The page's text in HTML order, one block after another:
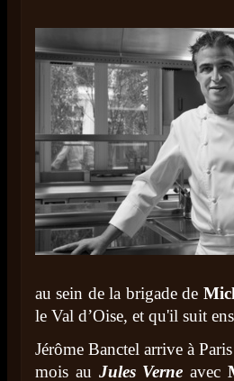
au sein de la brigade de
le Val d’Oise, et qu'il suit
Jérôme Banctel arrive à
mois au Jules Verne avec